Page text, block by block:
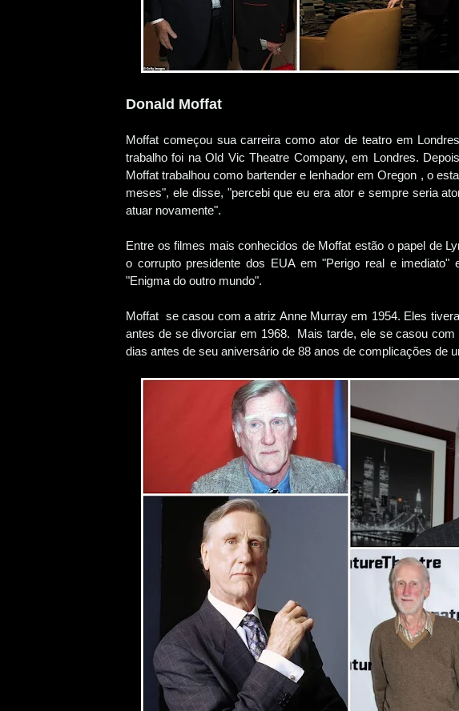
Donald Moffat
Moffat começou sua carreira como ator de teatro em
trabalho foi na Old Vic Theatre Company, em Londres.
Moffat trabalhou como bartender e lenhador em Oregon , o
meses", ele disse, "percebi que eu era ator e sempre seria
atuar novamente".
Entre os filmes mais conhecidos de Moffat estão o papel de
o corrupto presidente dos EUA em "Perigo real e imediato"
"Enigma do outro mundo".
Moffat se casou com a atriz Anne Murray em 1954. Eles
antes de se divorciar em 1968. Mais tarde, ele se casou
dias antes de seu aniversário de 88 anos de complicações de